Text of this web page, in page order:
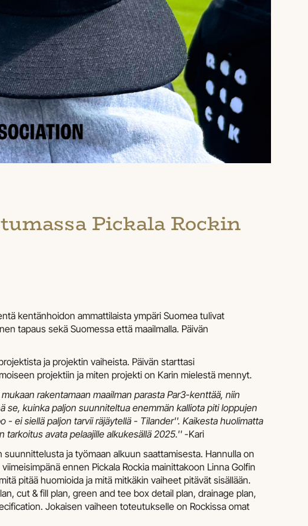
Pickala Rockin
kentänhoidon ammattilaista ympäri Suomea tulivat
tapaus sekä Suomessa että maailmalla. Päivän
ja projektin vaiheista. Päivän starttasi
projektiin ja miten projekti on Karin mielestä mennyt.
rakentamaan maailman parasta Par3-kenttää, niin
se, kuinka paljon suunniteltua enemmän kalliota piti loppujen
ei siellä paljon tarvii räjäytellä - Tilander''. Kaikesta huolimatta
avata pelaajille alkukesällä 2025.'' -Kari
ja työmaan alkuun saattamisesta. Hannulla on
ennen Pickala Rockia mainittakoon Linna Golfin
pitää huomioida ja mitä mitkäkin vaiheet pitävät sisällään.
cut & fill plan, green and tee box detail plan, drainage plan,
Jokaisen vaiheen toteutukselle on Rockissa omat